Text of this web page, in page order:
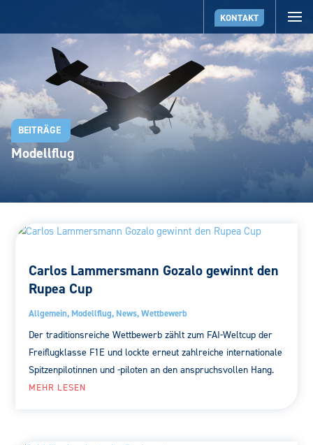
KONTAKT
BEITRÄGE
Modellflug
Carlos Lammersmann Gozalo gewinnt den
Rupea Cup
Allgemein, Modellflug, News,Wettbewerb
Der traditionsreiche Wettbewerb zählt zum FAI-Weltcup der
Freiflugklasse F1E und lockte erneut zahlreiche internationale
Spitzenpilotinnen und -piloten an den anspruchsvollen Hang.
MEHR LESEN